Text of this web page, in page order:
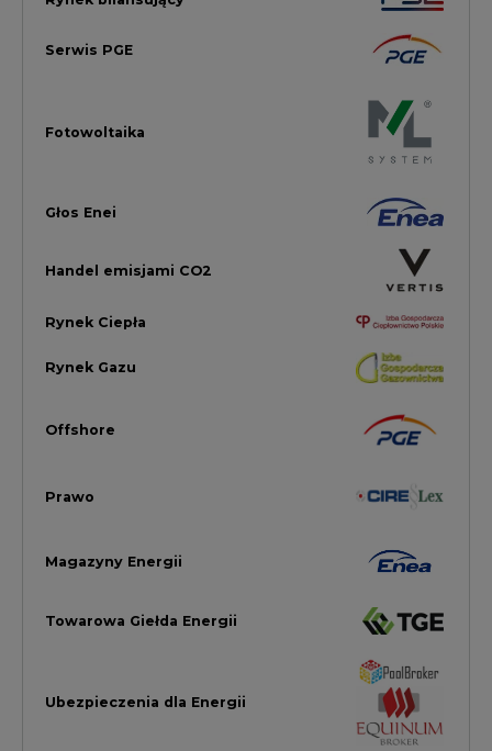
Offshore
Magazyny Energii
Ubezpieczenia dla Energii
Efektywność Energetyczna
LTE450
Strefa Kogeneracji PTEZ
Zielona Transformacja / ESG
Wodór